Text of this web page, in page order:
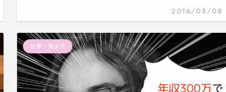
2016/03/08
仕事・働き方